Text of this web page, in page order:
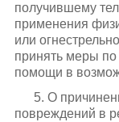
получившему
применения
или
принять меры
помощи в
5. О
повреждений в